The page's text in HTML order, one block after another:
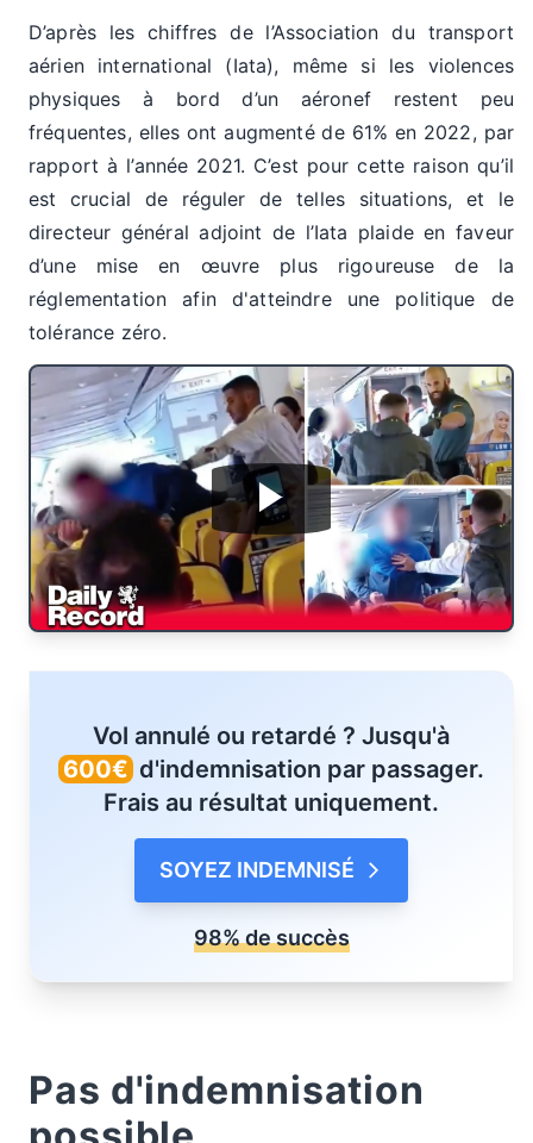
D’après les chiffres de l’Association du transport
aérien international (Iata), même si les violences
physiques à bord d’un aéronef restent peu
fréquentes, elles ont augmenté de 61% en 2022, par
rapport à l’année 2021. C’est pour cette raison qu’il
est crucial de réguler de telles situations, et le
directeur général adjoint de l’Iata plaide en faveur
d’une mise en œuvre plus rigoureuse de la
réglementation afin d'atteindre une politique de
tolérance zéro.
Vol annulé ou retardé ? Jusqu'à
600€ d'indemnisation par passager.
Frais au résultat uniquement.
SOYEZ INDEMNISÉ
98% de succès
Pas d'indemnisation